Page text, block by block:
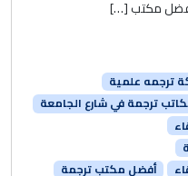
مكتب […]
ترجمه علمية
ترجمة في شارع الجامعة
أفضل مكتب ترجمة